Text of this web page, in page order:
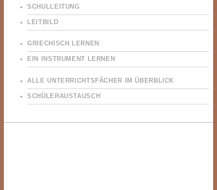
SCHULLEITUNG
LEITBILD
GRIECHISCH LERNEN
EIN INSTRUMENT LERNEN
ALLE UNTERRICHTSFÄCHER IM ÜBERBLICK
SCHÜLERAUSTAUSCH